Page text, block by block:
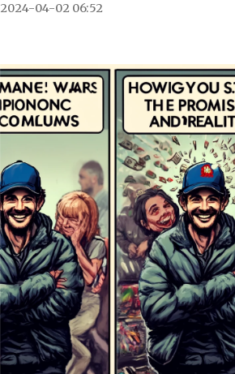
2024-04-02 06:52